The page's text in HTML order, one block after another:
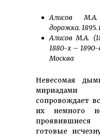
Алисов М.А.
дорожка.
Алисов М.А.
1880-х – 1890-
Москва
Невесомая
мириадами
сопровождает
их немного
проявившиеся
готовые